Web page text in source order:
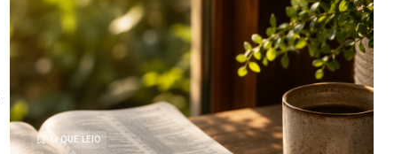
O QUE LEIO